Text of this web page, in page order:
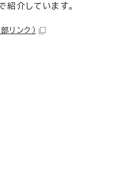
介しています。
部リンク）